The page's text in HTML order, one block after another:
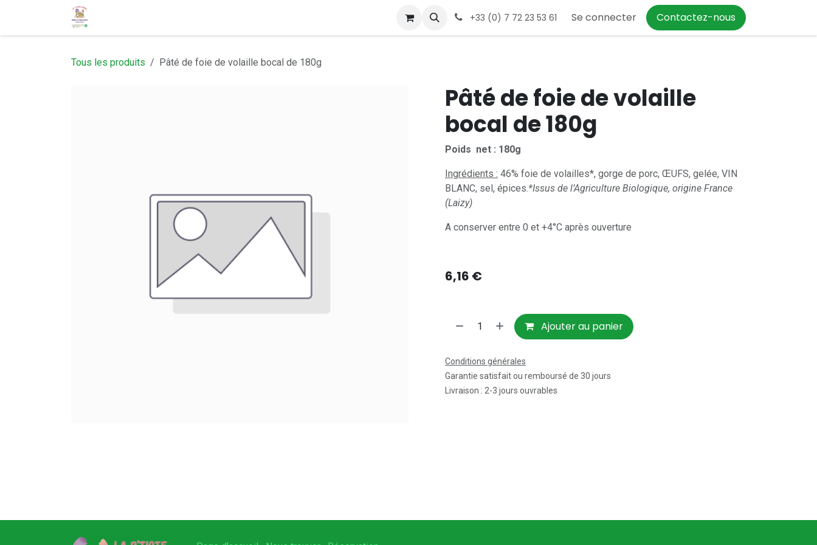
Se rendre au contenu
+33 (0) 7 72 23 53 61 Se connecter Contactez-nous
Tous les produits Pâté de foie de volaille bocal de 180g
Pâté de foie de volaille
bocal de 180g
Poids net : 180g
Ingrédients : 46% foie de volailles*, gorge de porc, ŒUFS, gelée, VIN
BLANC, sel, épices.*Issus de l’Agriculture Biologique, origine France
(Laizy)
A conserver entre 0 et +4°C après ouverture
6,16 €
Ajouter au panier
Conditions générales
Garantie satisfait ou remboursé de 30 jours
Livraison : 2-3 jours ouvrables